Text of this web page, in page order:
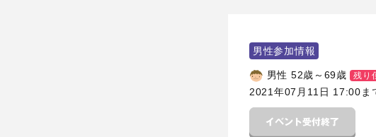
男性参加情報
男性 52歳～69歳 残り
2021年07月11日 17:00ま